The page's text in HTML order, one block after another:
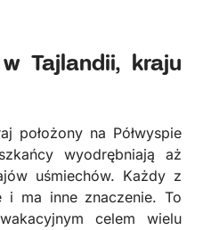
Tajlandii, kraju
położony na Półwyspie
wyodrębniają aż
uśmiechów. Każdy z
i ma inne znaczenie. To
celem wielu